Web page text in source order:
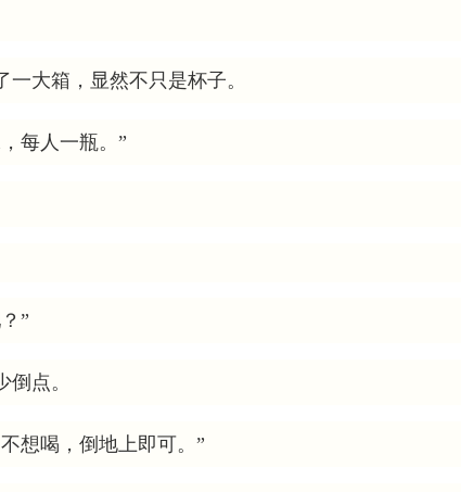
大箱，显然不只是杯子。
每人一瓶。”
”
点。
想喝，倒地上即可。”